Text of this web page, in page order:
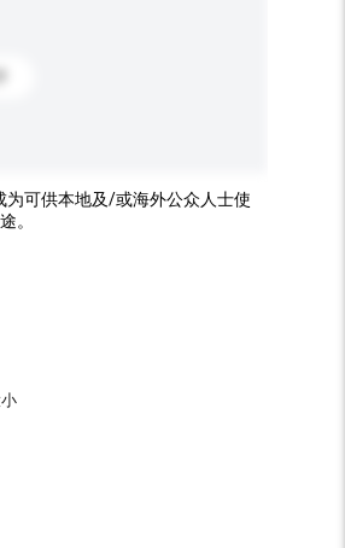
可供本地及/或海外公众人士使
。